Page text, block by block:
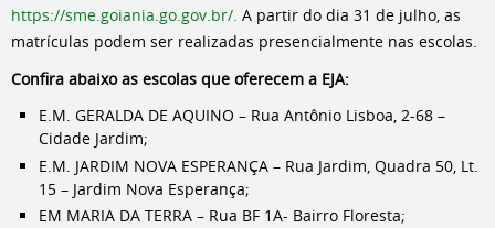
https://sme.goiania.go.gov.br/. A partir do dia 31 de julho, as
matrículas podem ser realizadas presencialmente nas escolas.
Confira abaixo as escolas que oferecem a EJA:
E.M. GERALDA DE AQUINO – Rua Antônio Lisboa, 2-68 –
Cidade Jardim;
E.M. JARDIM NOVA ESPERANÇA – Rua Jardim, Quadra 50, Lt.
15 – Jardim Nova Esperança;
EM MARIA DA TERRA – Rua BF 1A- Bairro Floresta;